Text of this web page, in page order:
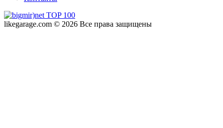
likegarage.com © 2026 Все права защищены